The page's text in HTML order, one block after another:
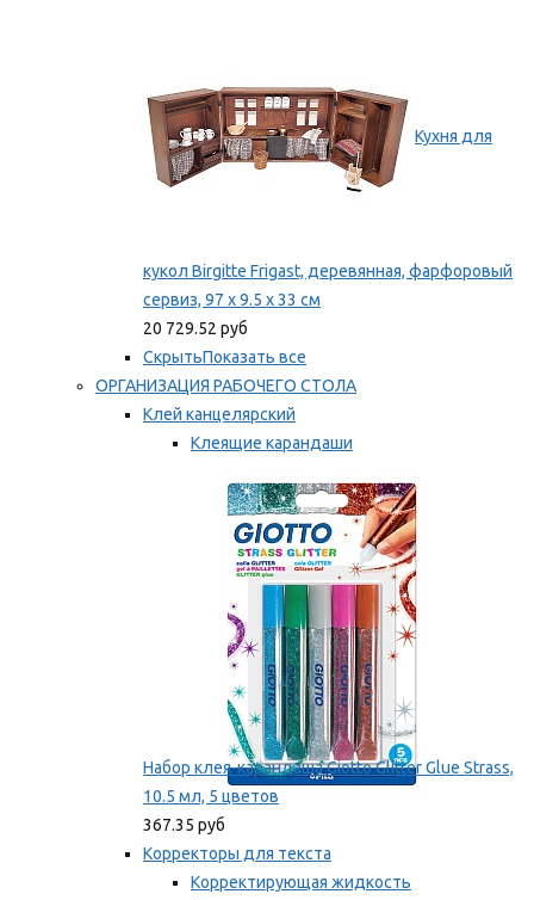
Кухня для
кукол Birgitte Frigast, деревянная, фарфоровый
сервиз, 97 x 9.5 x 33 см
20 729.52 руб
СкрытьПоказать все
ОРГАНИЗАЦИЯ РАБОЧЕГО СТОЛА
Клей канцелярский
Клеящие карандаши
Мы рекомендуем
Набор клея-карандаша Giotto Glitter Glue Strass,
10.5 мл, 5 цветов
367.35 руб
Корректоры для текста
Корректирующая жидкость